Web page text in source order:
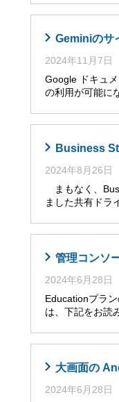
Geminiのサ
2024年11月7日
Google ドキュ
の利用が可能に
Business
2024年8月26日
まもなく、
ました共有ドラ
管理コンソ
2024年6月28日
Educationプラ
は、下記をお
大画面の
2024年6月28日